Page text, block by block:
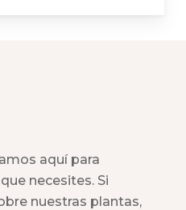
aquí para
necesites. Si
nuestras plantas,